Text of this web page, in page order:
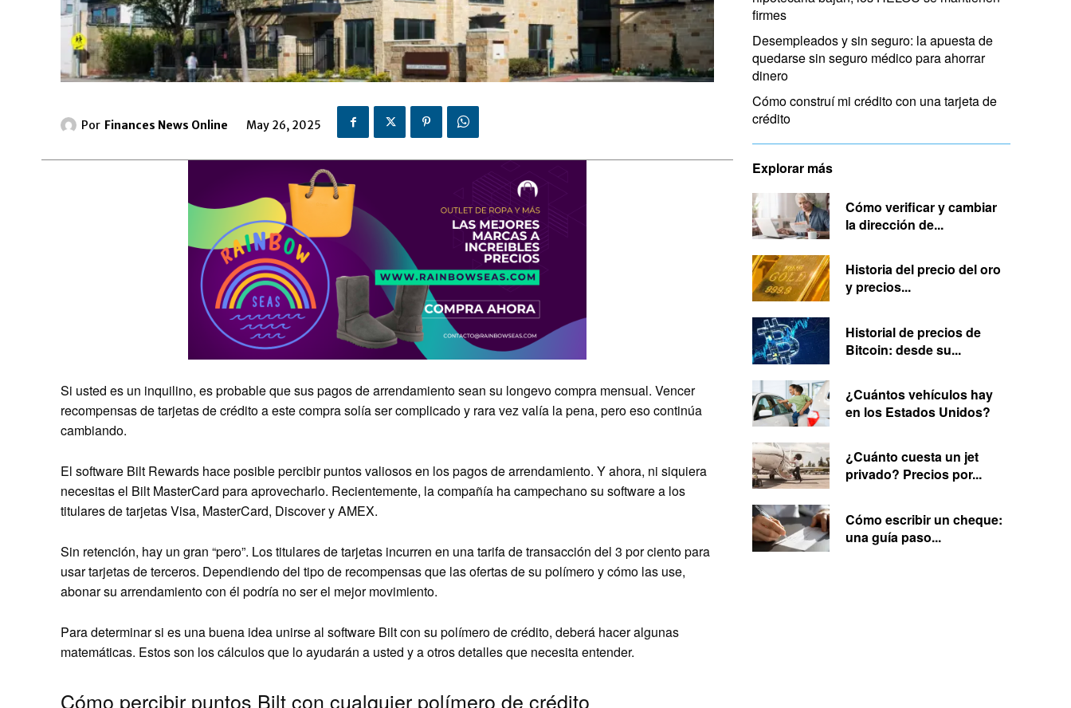
Por Finances News Online May 26, 2025
Si usted es un inquilino, es probable que sus pagos de arrendamiento sean su longevo compra mensual. Vencer
recompensas de tarjetas de crédito a este compra solía ser complicado y rara vez valía la pena, pero eso continúa
cambiando.
El software Bilt Rewards hace posible percibir puntos valiosos en los pagos de arrendamiento. Y ahora, ni siquiera
necesitas el Bilt MasterCard para aprovecharlo. Recientemente, la compañía ha campechano su software a los
titulares de tarjetas Visa, MasterCard, Discover y AMEX.
Sin retención, hay un gran “pero”. Los titulares de tarjetas incurren en una tarifa de transacción del 3 por ciento para
usar tarjetas de terceros. Dependiendo del tipo de recompensas que las ofertas de su polímero y cómo las use,
abonar su arrendamiento con él podría no ser el mejor movimiento.
Para determinar si es una buena idea unirse al software Bilt con su polímero de crédito, deberá hacer algunas
matemáticas. Estos son los cálculos que lo ayudarán a usted y a otros detalles que necesita entender.
Cómo percibir puntos Bilt con cualquier polímero de crédito
firmes
Desempleados y sin seguro: la apuesta de
quedarse sin seguro médico para ahorrar
dinero
Cómo construí mi crédito con una tarjeta de
crédito
Explorar más
Cómo verificar y cambiar
la dirección de...
Historia del precio del oro
y precios...
Historial de precios de
Bitcoin: desde su...
¿Cuántos vehículos hay
en los Estados Unidos?
¿Cuánto cuesta un jet
privado? Precios por...
Cómo escribir un cheque:
una guía paso...